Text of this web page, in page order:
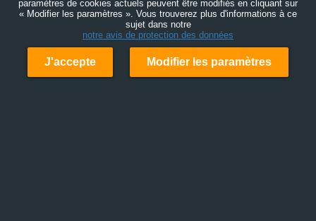
paramètres de cookies actuels peuvent être modifiés en cliquant sur
« Modifier les paramètres ». Vous trouverez plus d'informations à ce
sujet dans notre
notre avis de protection des données
J'accepte Modifier les paramètres